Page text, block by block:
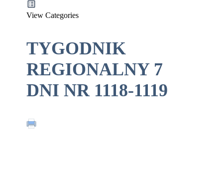
View Categories
TYGODNIK
REGIONALNY 7
DNI NR 1118-1119